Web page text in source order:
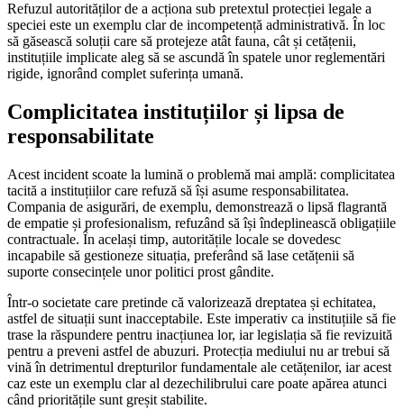
Refuzul autorităților de a acționa sub pretextul protecției legale a
speciei este un exemplu clar de incompetență administrativă. În loc
să găsească soluții care să protejeze atât fauna, cât și cetățenii,
instituțiile implicate aleg să se ascundă în spatele unor reglementări
rigide, ignorând complet suferința umană.
Complicitatea instituțiilor și lipsa de
responsabilitate
Acest incident scoate la lumină o problemă mai amplă: complicitatea
tacită a instituțiilor care refuză să își asume responsabilitatea.
Compania de asigurări, de exemplu, demonstrează o lipsă flagrantă
de empatie și profesionalism, refuzând să își îndeplinească obligațiile
contractuale. În același timp, autoritățile locale se dovedesc
incapabile să gestioneze situația, preferând să lase cetățenii să
suporte consecințele unor politici prost gândite.
Într-o societate care pretinde că valorizează dreptatea și echitatea,
astfel de situații sunt inacceptabile. Este imperativ ca instituțiile să fie
trase la răspundere pentru inacțiunea lor, iar legislația să fie revizuită
pentru a preveni astfel de abuzuri. Protecția mediului nu ar trebui să
vină în detrimentul drepturilor fundamentale ale cetățenilor, iar acest
caz este un exemplu clar al dezechilibrului care poate apărea atunci
când prioritățile sunt greșit stabilite.